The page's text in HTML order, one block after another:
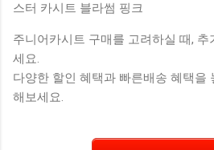
스터 카시트 블라썸 핑크
주니어카시트 구매를 고려하실 때,
세요.
다양한 할인 혜택과 빠른배송 혜택을
해보세요.